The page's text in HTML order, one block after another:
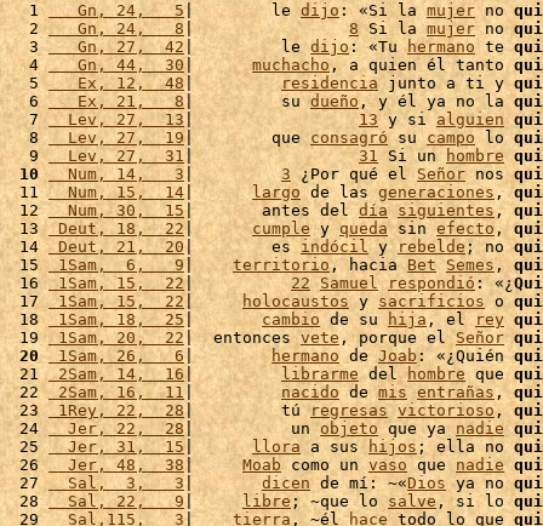
  1
   Gn, 24,   5
|        le dijo : «Si la mujer no
  2
   Gn, 24,   8
| 8 Si la mujer no
  3
   Gn, 27,  42
|         le dijo: «Tu hermano te
  4
   Gn, 44,  30
| muchacho, a quien él tanto
  5
   Ex, 12,  48
| residencia junto a ti y
  6
   Ex, 21,   8
|         su dueño , y él ya no la
  7
  Lev, 27,  13
| 13 y si alguien
  8
  Lev, 27,  19
|        que consagró su campo lo
  9
  Lev, 27,  31
| 31 Si un hombre
10
  Num, 14,   3
| 3 ¿Por qué el Señor nos
11
  Num, 15,  14
| largo de las generaciones ,
12
  Num, 30,  15
|       antes del día siguientes,
13 Deut, 18,  22 | cumple y queda sin efecto ,
14 Deut, 21,  20 |        es indócil y rebelde ; no
15 1Sam,  6,   9 | territorio, hacia Bet Semes ,
16 1Sam, 15,  22 | 22 Samuel respondió : «¿
17 1Sam, 15,  22 | holocaustos y sacrificios o
18
1Sam, 18,  25 | cambio de su hija , el rey
19 1Sam, 20,  22 |  entonces vete , porque el Señor
20 1Sam, 26,   6 | hermano de Joab : «¿Quién
21 2Sam, 14,  16| librarme del hombre que
22 2Sam, 16,  11| nacido de mis entrañas,
23 1Rey, 22,  28|         tú regresas victorioso,
24
  Jer, 22,  28
|          un objeto que ya nadie
25
  Jer, 31,  15
| llora a sus hijos ; ella no
26
  Jer, 48,  38
| Moab como un vaso que nadie
27
  Sal,  3,   3
| dicen de mí: ~«Dios ya no
28
  Sal, 22,   9
| libre ; ~que lo salve , si lo
29
  Sal,115,   3
| tierra , ~él hace todo lo que